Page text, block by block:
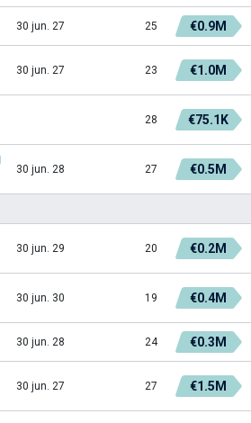
30 jun. 27 25 €0.9M
30 jun. 27 23 €1.0M
28 €75.1K
30 jun. 28 27 €0.5M
30 jun. 29 20 €0.2M
30 jun. 30 19 €0.4M
30 jun. 28 24 €0.3M
30 jun. 27 27 €1.5M